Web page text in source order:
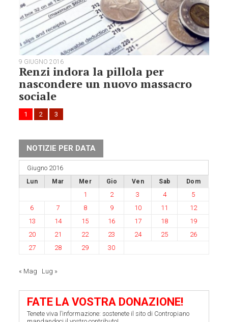
9 GIUGNO 2016
Renzi indora la pillola per
nascondere un nuovo massacro
sociale
1 2 3
NOTIZIE PER DATA
Giugno 2016
Lun Mar Mer Gio Ven Sab Dom
1 2 3 4
5
6
7 8 9 10 11
12
13
14 15 16 17 18
19
20
21 22 23 24 25
26
27
28 29 30
« Mag Lug »
FATE LA VOSTRA DONAZIONE!
Tenete viva l’informazione: sostenete il sito di Contropiano